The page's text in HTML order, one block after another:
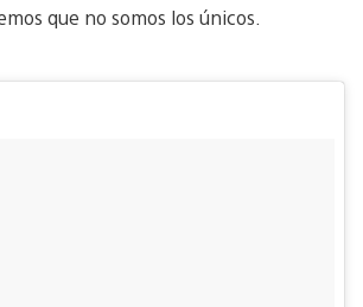
que no somos los únicos.